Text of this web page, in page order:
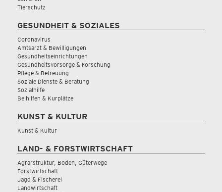
Tierschutz
GESUNDHEIT & SOZIALES
Coronavirus
Amtsarzt & Bewilligungen
Gesundheitseinrichtungen
Gesundheitsvorsorge & Forschung
Pflege & Betreuung
Soziale Dienste & Beratung
Sozialhilfe
Beihilfen & Kurplätze
KUNST & KULTUR
Kunst & Kultur
LAND- & FORSTWIRTSCHAFT
Agrarstruktur, Boden, Güterwege
Forstwirtschaft
Jagd & Fischerei
Landwirtschaft